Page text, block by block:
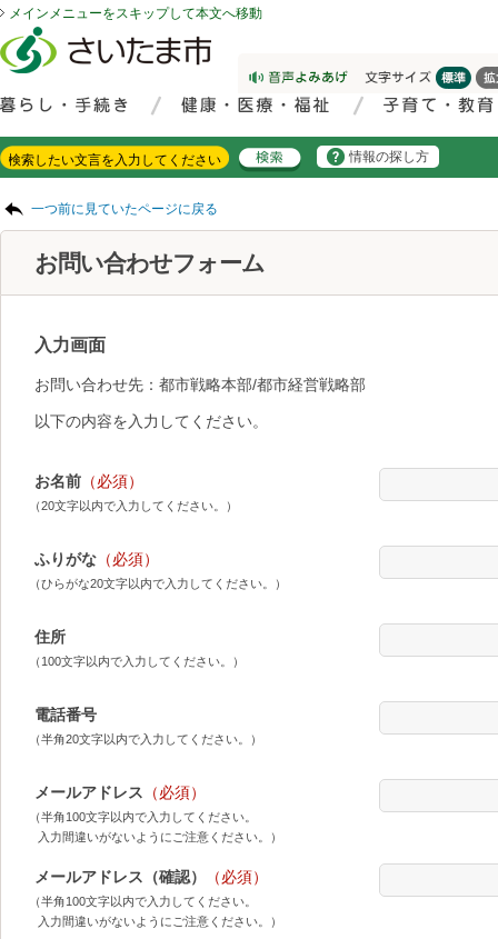
メインメニューをスキップして本文へ移動
情報の探し方
一つ前に見ていたページに戻る
お問い合わせフォーム
入力画面
お問い合わせ先：都市戦略本部/都市経営戦略部
以下の内容を入力してください。
お名前 （必須）
（20文字以内で入力してください。）
ふりがな （必須）
（ひらがな20文字以内で入力してください。）
住所
（100文字以内で入力してください。）
電話番号
（半角20文字以内で入力してください。）
メールアドレス （必須）
（半角100文字以内で入力してください。
入力間違いがないようにご注意ください。）
メールアドレス（確認） （必須）
（半角100文字以内で入力してください。
入力間違いがないようにご注意ください。）